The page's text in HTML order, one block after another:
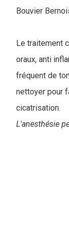
Bouvier
Le traitement
oraux, anti
fréquent de
nettoyer pour
cicatrisation.
L'anesthésie